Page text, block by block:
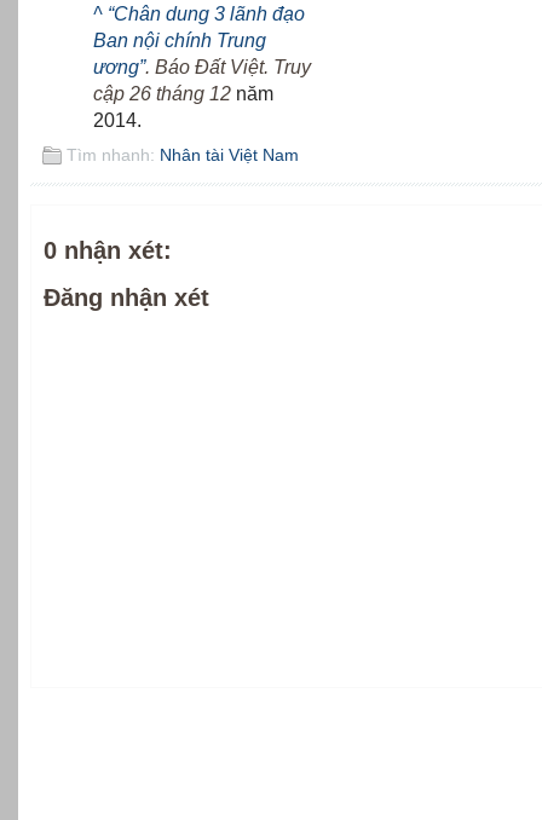
^ “Chân dung 3 lãnh đạo
Ban nội chính Trung
ương”. Báo Đất Việt. Truy
cập 26 tháng 12 năm
2014.
Tìm nhanh: Nhân tài Việt Nam
0 nhận xét:
Đăng nhận xét